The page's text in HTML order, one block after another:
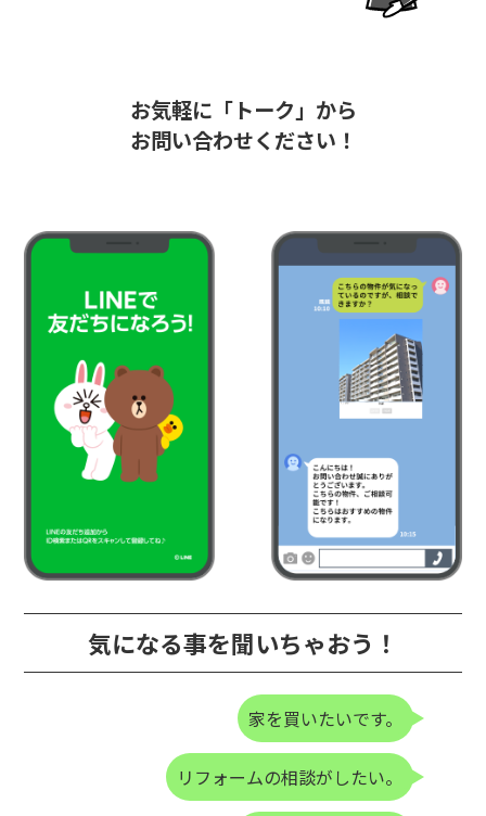
お気軽に「トーク」から
お問い合わせください！
気になる事を聞いちゃおう！
家を買いたいです。
リフォームの相談がしたい。